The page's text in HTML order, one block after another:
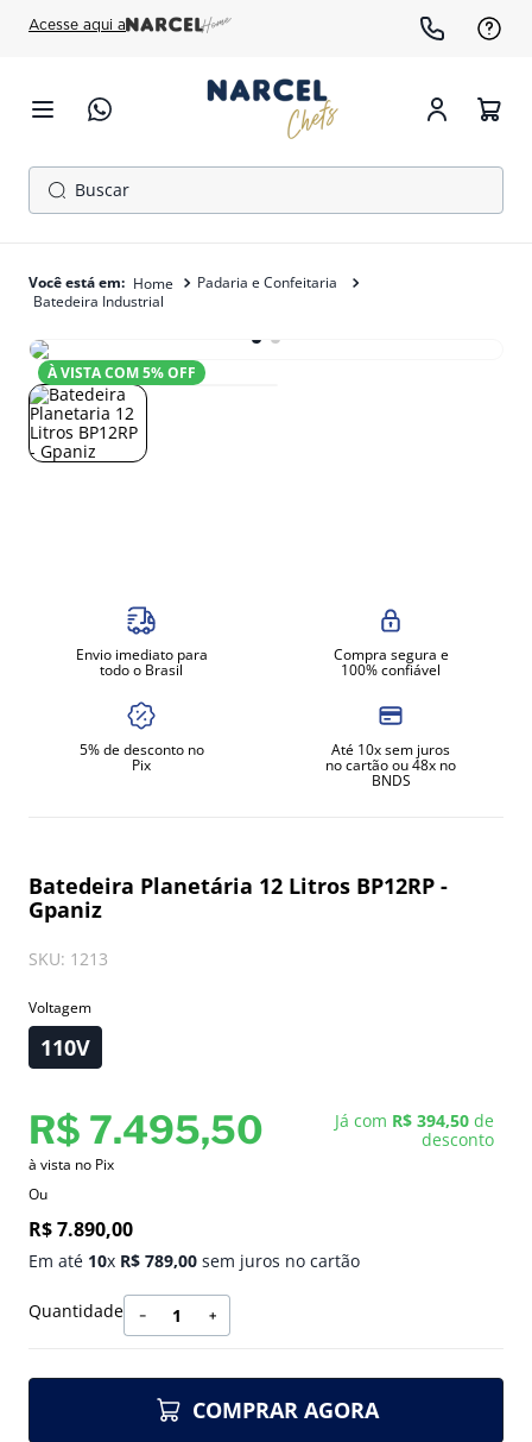
Acesse aqui a
Buscar
Padaria e Confeitaria
Batedeira Industrial
À VISTA COM5% OFF
Envio imediato para
todo o Brasil
Compra segura e
100% confiável
5% de desconto no
Pix
Até 10x sem juros
no cartão ou 48x no
BNDS
Batedeira Planetária 12 Litros BP12RP -
Gpaniz
SKU: 1213
Voltagem
110V
R$ 7.495,50 Já com R$ 394,50 de
desconto
à vista no Pix
Ou
R$7.890,00
Em até 10x R$ 789,00 sem juros no cartão
Quantidade ＋
－
COMPRAR AGORA
1º
cafeteira
3º
freezer
4º
forno
5º
gelopar
amassadeira
fritadeira